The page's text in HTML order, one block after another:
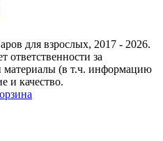
для взрослых, 2017 - 2026.
ответственности за
материалы (в т.ч. информацию
и качество.